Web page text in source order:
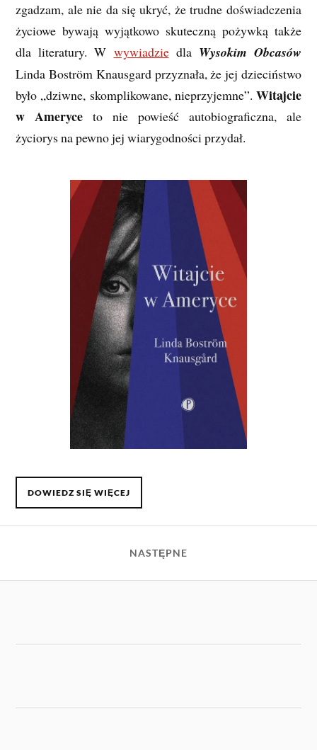
zgadzam, ale nie da się ukryć, że trudne doświadczenia
życiowe bywają wyjątkowo skuteczną pożywką także
dla literatury. W wywiadziedla Wysokim Obcasów
Linda Boström Knausgard przyznała, że jej dzieciństwo
było „dziwne, skomplikowane, nieprzyjemne”. Witajcie
w Ameryce to nie powieść autobiograficzna, ale
życiorys na pewno jej wiarygodności przydał.
DOWIEDZ SIĘ WIĘCEJ
NASTĘPNE